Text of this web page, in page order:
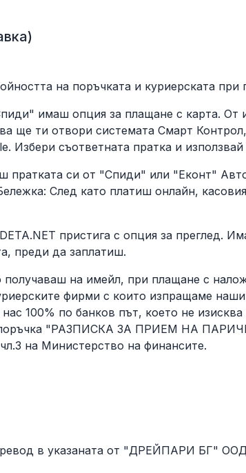
на поръчката и куриерската при
имаш опция за плащане с карта. От
ще ти отвори системата Смарт
Избери съответната пратка и
пратката си от "Спиди" или "Еконт"
След като платиш онлайн,
пристига с опция за
преди да заплатиш.
на имейл, при плащане с
фирми с които изпращаме
100% по банков път, което не
поръчка "РАЗПИСКА ЗА ПРИЕМ НА
на Министерство на финансите.
в указаната от "ДРЕЙПАРИ БГ"